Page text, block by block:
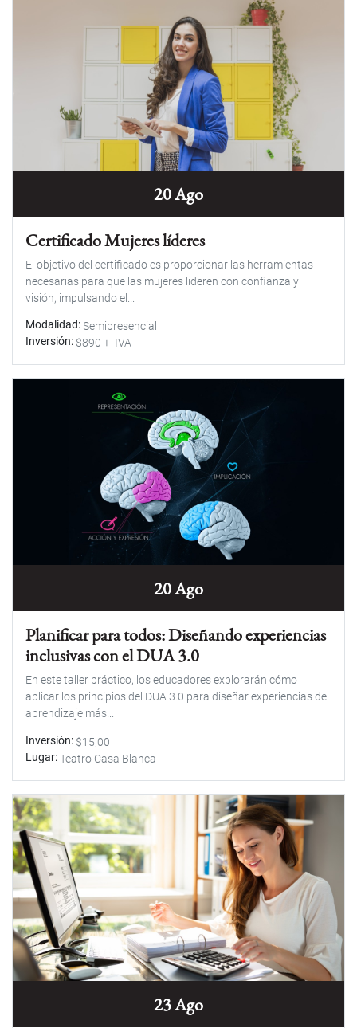
20 Ago
Certificado Mujeres líderes
El objetivo del certificado es proporcionar las herramientas
necesarias para que las mujeres lideren con confianza y
visión, impulsando el...
Modalidad Semipresencial
Inversión $890 + IVA
20 Ago
Planificar para todos: Diseñando experiencias
inclusivas con el DUA 3.0
En este taller práctico, los educadores explorarán cómo
aplicar los principios del DUA 3.0 para diseñar experiencias de
aprendizaje más...
Inversión $15,00
Lugar Teatro Casa Blanca
23 Ago